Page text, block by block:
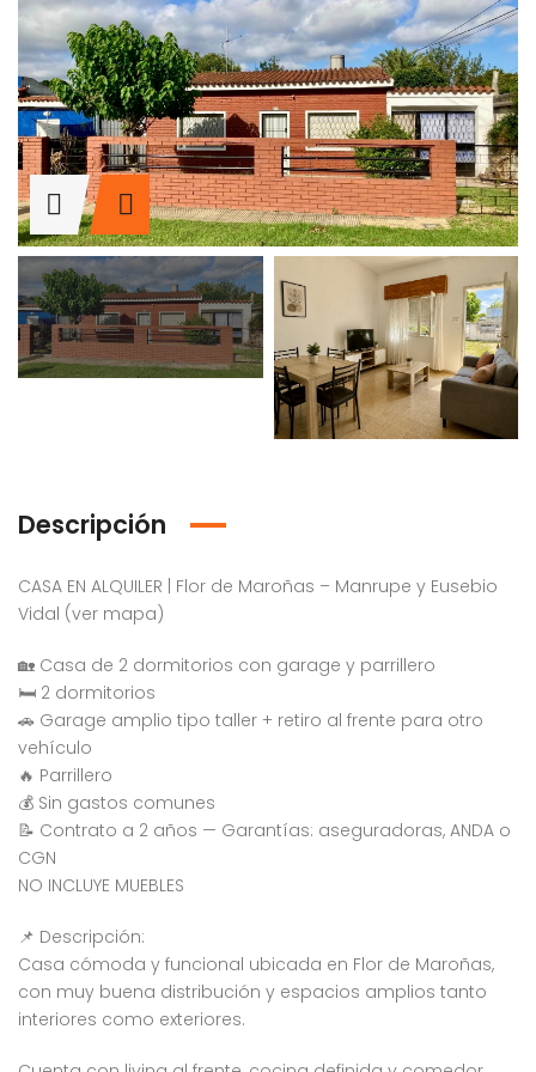
Descripción
CASA EN ALQUILER | Flor de Maroñas – Manrupe y Eusebio
Vidal (ver mapa)
🏡 Casa de 2 dormitorios con garage y parrillero
🛏 2 dormitorios
🚗 Garage amplio tipo taller + retiro al frente para otro
vehículo
🔥 Parrillero
💰 Sin gastos comunes
📝 Contrato a 2 años — Garantías: aseguradoras, ANDA o
CGN
NO INCLUYE MUEBLES
📌 Descripción:
Casa cómoda y funcional ubicada en Flor de Maroñas,
con muy buena distribución y espacios amplios tanto
interiores como exteriores.